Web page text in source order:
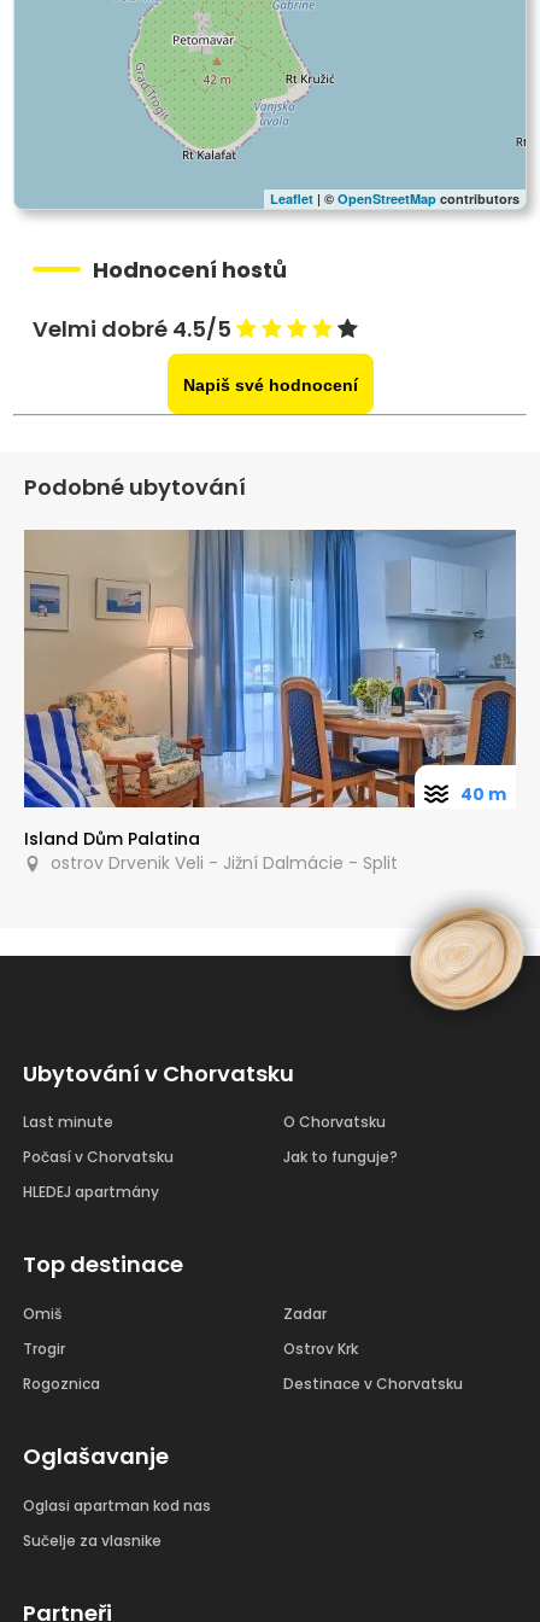
Leaflet | ©OpenStreetMap contributors
Hodnocení hostů
Velmi dobré 4.5/5
Napiš své hodnocení
Podobné ubytování
Island Dům Palatina
ostrov Drvenik Veli - Jižní Dalmácie - Split
40 m
Ubytování v Chorvatsku
Last minute
Počasí v Chorvatsku
HLEDEJ apartmány
O Chorvatsku
Jak to funguje?
Top destinace
Omiš
Trogir
Rogoznica
Zadar
Ostrov Krk
Destinace v Chorvatsku
Oglašavanje
Oglasi apartman kod nas
Sučelje za vlasnike
Partneři